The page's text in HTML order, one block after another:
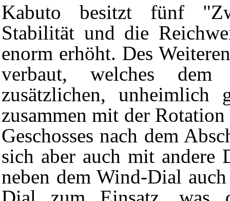
Kabuto besitzt fünf
Stabilität und die
enorm erhöht. Des
verbaut, welches dem
zusätzlichen, unheimlich
zusammen mit der
Geschosses nach dem
sich aber auch mit andere
neben dem Wind-Dial